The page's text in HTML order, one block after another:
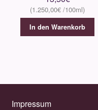
1.250,00€
In den Warenkorb
Impressum